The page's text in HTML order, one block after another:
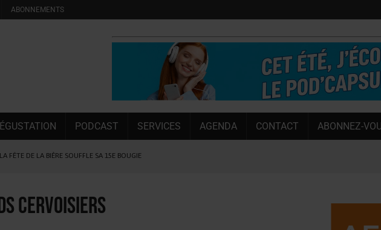
ABONNEMENTS
PODCAST SERVICES AGENDA CONTACT ABONNEZ-
FÊTE DE LA BIÈRE SOUFFLE SA 15E BOUGIE
DAUPHINÉ AUGMENTE SA CAPACITÉ DE 50 %
3 INNOVATIONS LATINES DE L’ÉTÉ
Cervoisiers